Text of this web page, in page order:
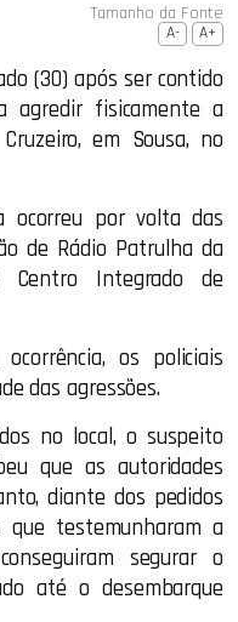
Tamanho da Fonte
A- A+
(30) após ser contido
agredir fisicamente a
em Sousa, no
ocorreu por volta das
de Rádio Patrulha da
Centro Integrado de
os policiais
das agressões.
no local, o suspeito
que as autoridades
diante dos pedidos
que testemunharam a
segurar o
até o desembarque